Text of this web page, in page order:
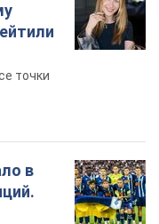
точки
в